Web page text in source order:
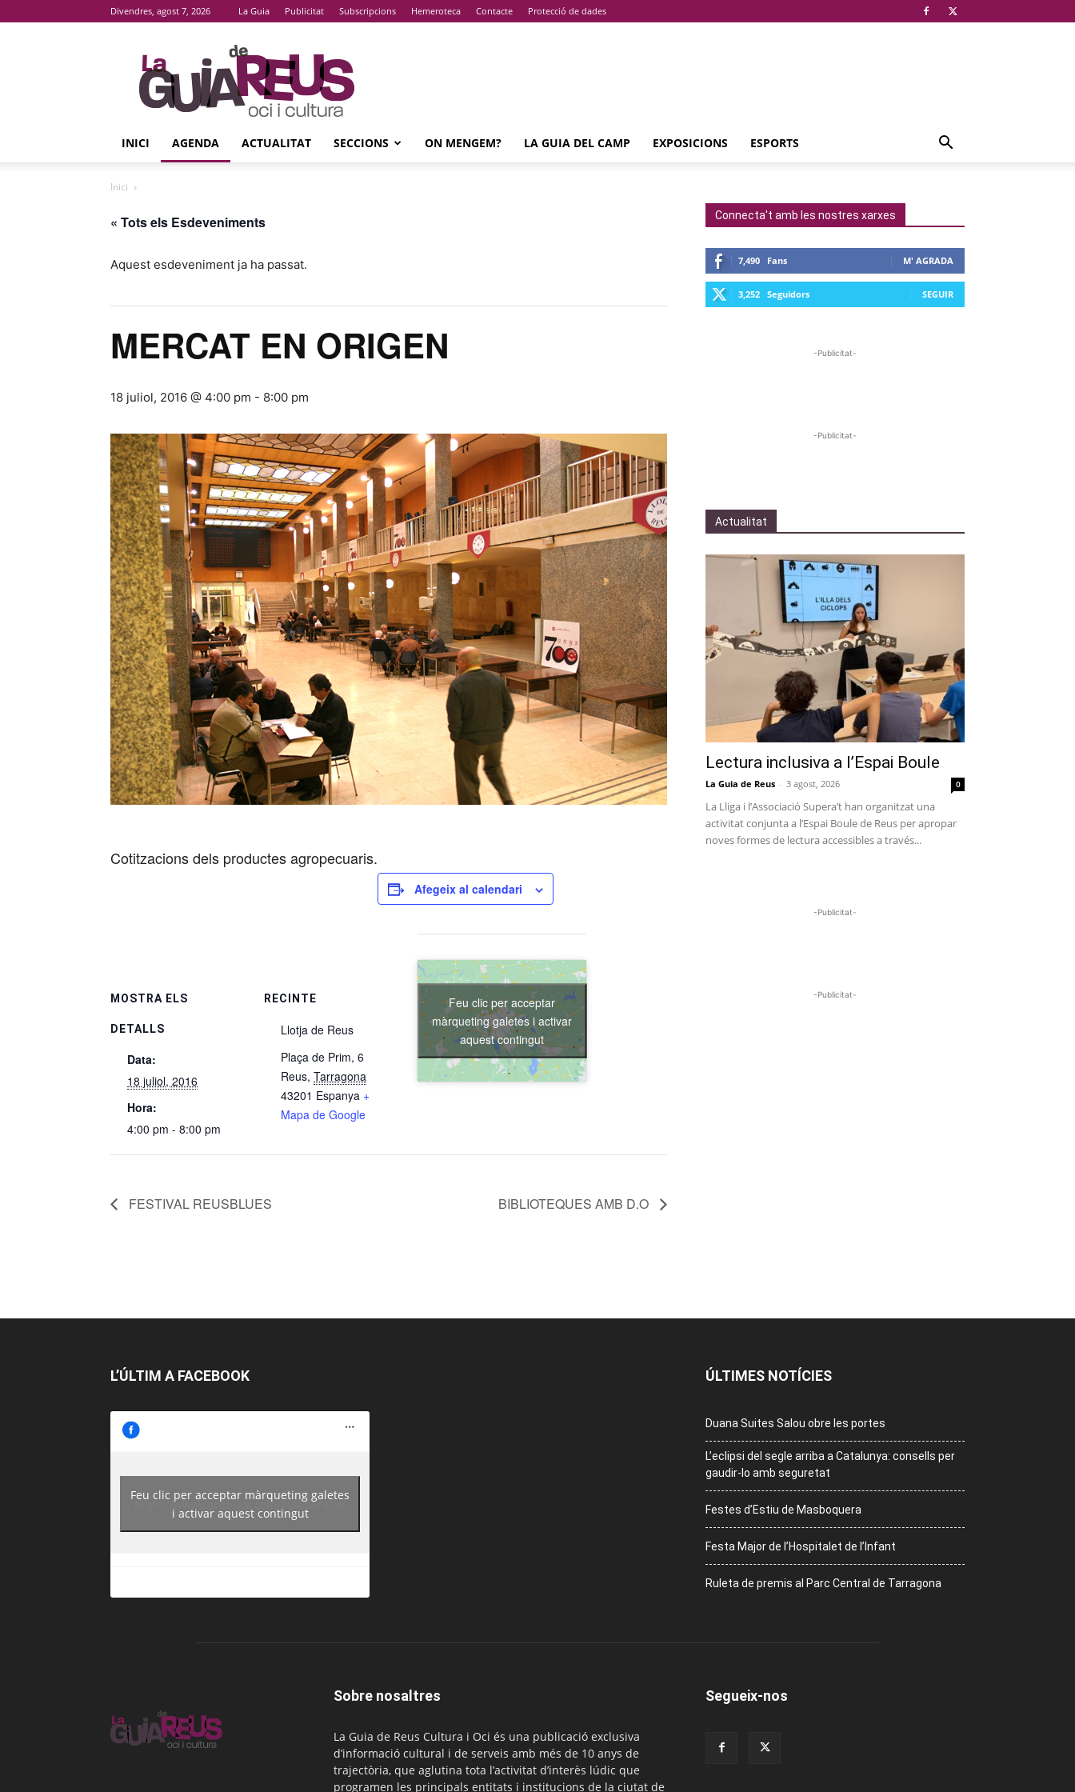
Divendres, agost 7, 2026 La Guia Publicitat Subscripcions Hemeroteca Contacte Protecció de dades
La
Guia
De
Reus
INICI AGENDA ACTUALITAT SECCIONS ON MENGEM? LA GUIA DEL CAMP EXPOSICIONS ESPORTS
Inici
« Tots els Esdeveniments
Aquest esdeveniment ja ha passat.
MERCAT EN ORIGEN
18 juliol, 2016 @ 4:00 pm - 8:00 pm
Cotitzacions dels productes agropecuaris.
Afegeix al calendari
MOSTRA ELS
DETALLS
Data:
18 juliol, 2016
Hora:
4:00 pm - 8:00 pm
RECINTE
Llotja de Reus
Plaça de Prim, 6
Reus, Tarragona
43201 Espanya +
Mapa de Google
Feu clic per acceptar
màrqueting galetes i activar
aquest contingut
FESTIVAL REUSBLUES BIBLIOTEQUES AMB D.O
Connecta't amb les nostres xarxes
7,490 Fans M' AGRADA
3,252 Seguidors SEGUIR
-Publicitat-
-Publicitat-
Actualitat
Lectura inclusiva a l’Espai Boule
La Guia de Reus - 3 agost, 2026 0
La Lliga i l’Associació Supera’t han organitzat una
activitat conjunta a l’Espai Boule de Reus per apropar
noves formes de lectura accessibles a través...
-Publicitat-
-Publicitat-
L’ÚLTIM A FACEBOOK
https://www.facebook.com/guiadereus/
Feu clic per acceptar màrqueting galetes
i activar aquest contingut
ÚLTIMES NOTÍCIES
Duana Suites Salou obre les portes
L’eclipsi del segle arriba a Catalunya: consells per
gaudir-lo amb seguretat
Festes d’Estiu de Masboquera
Festa Major de l’Hospitalet de l’Infant
Ruleta de premis al Parc Central de Tarragona
Sobre nosaltres
La Guia de Reus Cultura i Oci és una publicació exclusiva
d’informació cultural i de serveis amb més de 10 anys de
trajectòria, que aglutina tota l’activitat d’interès lúdic que
programen les principals entitats i institucions de la ciutat de
Segueix-nos